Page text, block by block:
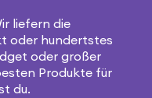
liefern die
oder hundertstes
oder großer
Produkte für
du.